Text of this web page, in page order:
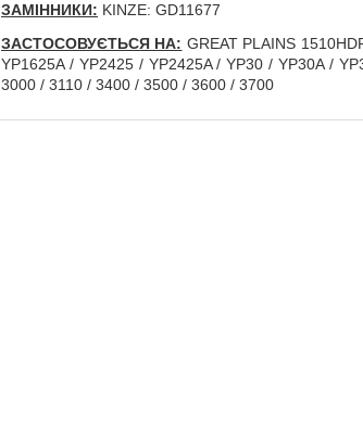
ЗАМІННИКИ: KINZE: GD11677
ЗАСТОСОВУЄТЬСЯ НА: GREAT PLAINS
YP1625A / YP2425 / YP2425A / YP30 / YP30A /
3000 / 3110 / 3400 / 3500 / 3600 / 3700